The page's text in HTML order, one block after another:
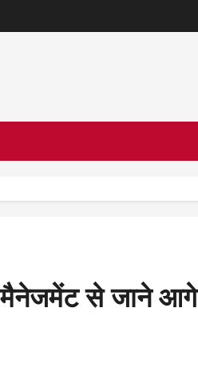
से जाने आगे